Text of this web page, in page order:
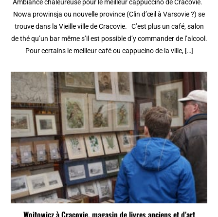
Ambiance chaleureuse pour le meilleur cappuccino de Cracovie.
Nowa prowinsja ou nouvelle province (Clin d’œil à Varsovie ?) se
trouve dans la Vieille ville de Cracovie. C’est plus un café, salon
de thé qu’un bar même s’il est possible d’y commander de l’alcool.
Pour certains le meilleur café ou cappucino de la ville, […]
Wojtowicz à Cracovie, magasin de livres anciens et d’art